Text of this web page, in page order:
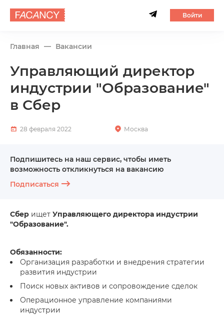
Войти
Главная Вакансии
Управляющий директор
индустрии "Образование"
в Сбер
28 февраля 2022 Москва
Подпишитесь на наш сервис, чтобы иметь
возможность откликнуться на вакансию
Подписаться
Сбер ищет Управляющего директора индустрии
"Образование".
Обязанности:
Организация разработки и внедрения стратегии
развития индустрии
Поиск новых активов и сопровождение сделок
Операционное управление компаниями
индустрии